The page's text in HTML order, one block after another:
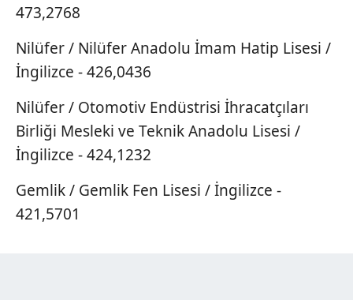
473,2768
Nilüfer / Nilüfer Anadolu İmam Hatip Lisesi /
İngilizce - 426,0436
Nilüfer / Otomotiv Endüstrisi İhracatçıları
Birliği Mesleki ve Teknik Anadolu Lisesi /
İngilizce - 424,1232
Gemlik / Gemlik Fen Lisesi / İngilizce -
421,5701